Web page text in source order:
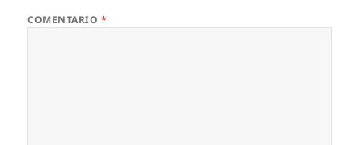
COMENTARIO *